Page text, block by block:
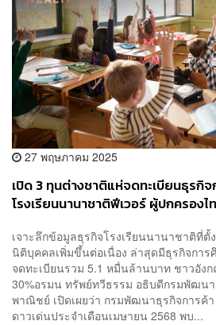
27 พฤษภาคม 2025
เปิด 3 ทุนต่างชาติแห่จดทะเบียนธุรกิจ
โรงเรียนนานาชาติฟีเวอร์ ผู้ปกครอง
เจาะลึกข้อมูลธุรกิจโรงเรียนนานาชาติที่ตั้
นิติบุคคลเพิ่มขึ้นต่อเนื่อง ล่าสุดมีธุรกิจการ
จดทะเบียนรวม 5.1 หมื่นล้านบาท ชาวอัง
30% ​ อรมน ทรัพย์ทวีธรรม อธิบดีกรมพัฒน
พาณิชย์ เปิดเผยว่า กรมพัฒนาธุรกิจการค้า
ดาวเด่นประจำเดือนเมษายน 2568 พบ...